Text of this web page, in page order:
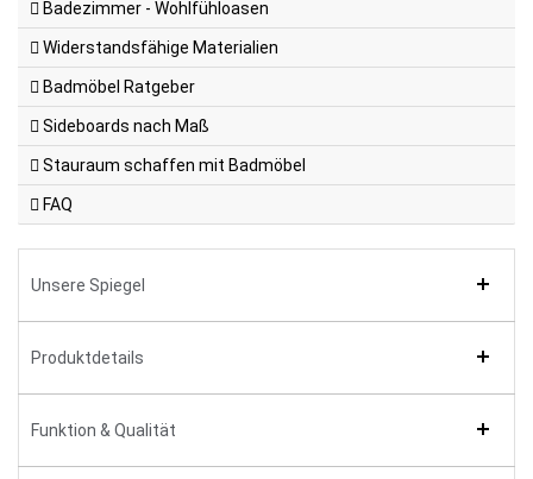
Badezimmer - Wohlfühloasen
Widerstandsfähige Materialien
Badmöbel Ratgeber
Sideboards nach Maß
Stauraum schaffen mit Badmöbel
FAQ
Unsere Spiegel
Produktdetails
Funktion & Qualität